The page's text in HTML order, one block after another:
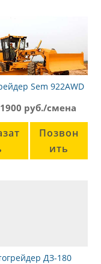
Sem 922AWD
руб./смена
Позвон
ить
ДЗ-180